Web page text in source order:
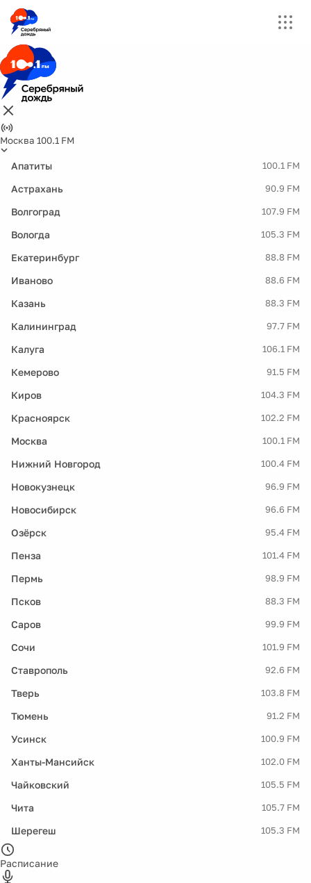
Москва 100.1 FM
Апатиты 100.1 FM
Астрахань 90.9 FM
Волгоград 107.9 FM
Вологда 105.3 FM
Екатеринбург 88.8 FM
Иваново 88.6 FM
Казань 88.3 FM
Калининград 97.7 FM
Калуга 106.1 FM
Кемерово 91.5 FM
Киров 104.3 FM
Красноярск 102.2 FM
Москва 100.1 FM
Нижний Новгород 100.4 FM
Новокузнецк 96.9 FM
Новосибирск 96.6 FM
Озёрск 95.4 FM
Пенза 101.4 FM
Пермь 98.9 FM
Псков 88.3 FM
Саров 99.9 FM
Сочи 101.9 FM
Ставрополь 92.6 FM
Тверь 103.8 FM
Тюмень 91.2 FM
Усинск 100.9 FM
Ханты-Мансийск 102.0 FM
Чайковский 105.5 FM
Чита 105.7 FM
Шерегеш 105.3 FM
Расписание